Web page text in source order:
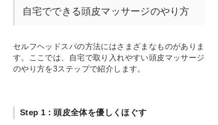
自宅でできる頭皮マッサージのやり方
セルフヘッドスパの方法にはさまざまなものがありま
す。ここでは、自宅で取り入れやすい頭皮マッサージ
のやり方を3ステップで紹介します。
Step 1：頭皮全体を優しくほぐす